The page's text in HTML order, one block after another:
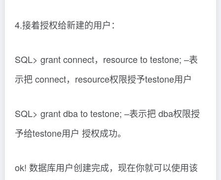
4.接着授权给新建的用户：
SQL> grant connect，resource to testone; –表
示把 connect，resource权限授予testone用户
SQL> grant dba to testone; –表示把 dba权限授
予给testone用户 授权成功。
ok! 数据库用户创建完成，现在你就可以使用该